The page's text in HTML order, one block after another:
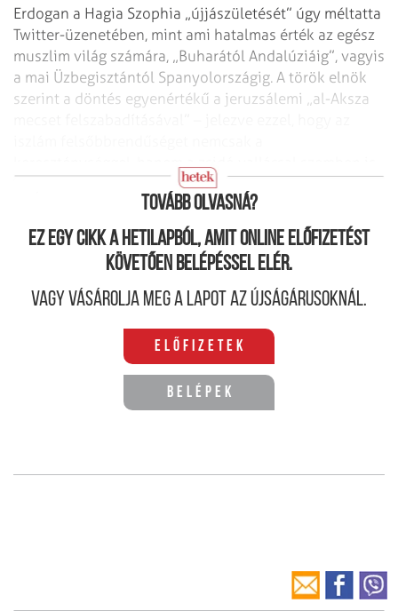
Erdogan a Hagia Szophia „újjászületését” úgy méltatta
Twitter-üzenetében, mint ami hatalmas érték az egész
muszlim világ számára, „Buharától Andalúziáig”, vagyis
a mai Üzbegisztántól Spanyolországig. A török elnök
szerint a döntés egyenértékű a jeruzsálemi „al-Aksza
Tovább olvasná?
Ez egy cikk a hetilapból, amit online előfizetést
követően belépéssel elér.
Vagy vásárolja meg a lapot az újságárusoknál.
Előfizetek
Belépek